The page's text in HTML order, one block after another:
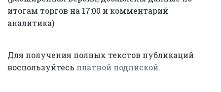
итогам торгов на 17:00 и комментарий
аналитика)
Для получения полных текстов публикаций
воспользуйтесь платной подпиской.